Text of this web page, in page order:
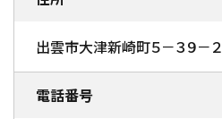
出雲市大津新崎町５－３９－２
電話番号